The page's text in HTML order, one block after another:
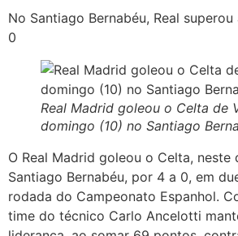
No Santiago Bernabéu, Real
0
Real Madrid goleou o Celta de
domingo (10) no Santiago
O Real Madrid goleou o Celta, neste
Santiago Bernabéu, por 4 a 0, em
rodada do Campeonato Espanhol.
time do técnico Carlo Ancelotti